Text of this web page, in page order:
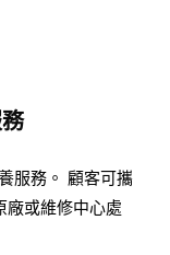
服務。 顧客可攜
廠或維修中心處